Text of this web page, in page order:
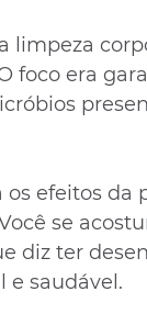
limpeza
foco era
efeitos da
se
diz ter
e saudável.